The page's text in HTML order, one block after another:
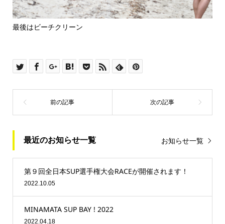
最後はビーチクリーン
最近のお知らせ一覧 お知らせ一覧
第９回全日本SUP選手権大会RACEが開催されます！
2022.10.05
MINAMATA SUP BAY ! 2022
2022.04.18